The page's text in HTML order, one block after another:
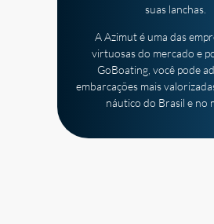
suas lanchas.
A Azimut é uma das
virtuosas do mercado e
GoBoating, você pode
embarcações mais
náutico do Brasil e no